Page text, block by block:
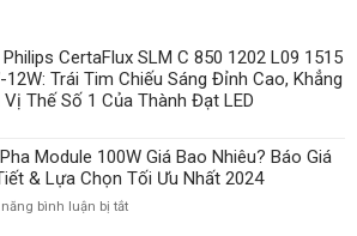
CertaFlux SLM C 850 1202 L09 1515
12W: Trái Tim Chiếu Sáng Đỉnh Cao, Khẳng
Thế Số 1 Của Thành Đạt LED
Module 100W Giá Bao Nhiêu? Báo Giá
& Lựa Chọn Tối Ưu Nhất 2024
bình luận bị tắtở